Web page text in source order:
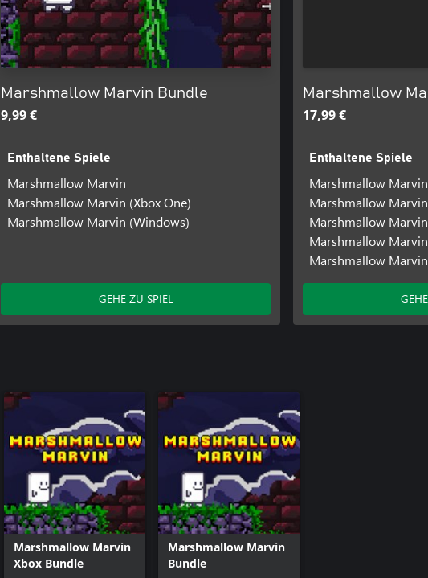
Marshmallow Marvin Bundle
9,99 €
Enthaltene Spiele
Marshmallow Marvin
Marshmallow Marvin (Xbox One)
Marshmallow Marvin (Windows)
GEHE ZU SPIEL
Marshmallow
17,99 €
Enthaltene Spiele
Marshmallow Marvin
Marshmallow
Marshmallow
Marshmallow
Marshmallow
Marshmallow Marvin
Xbox Bundle
Marshmallow Marvin
Bundle